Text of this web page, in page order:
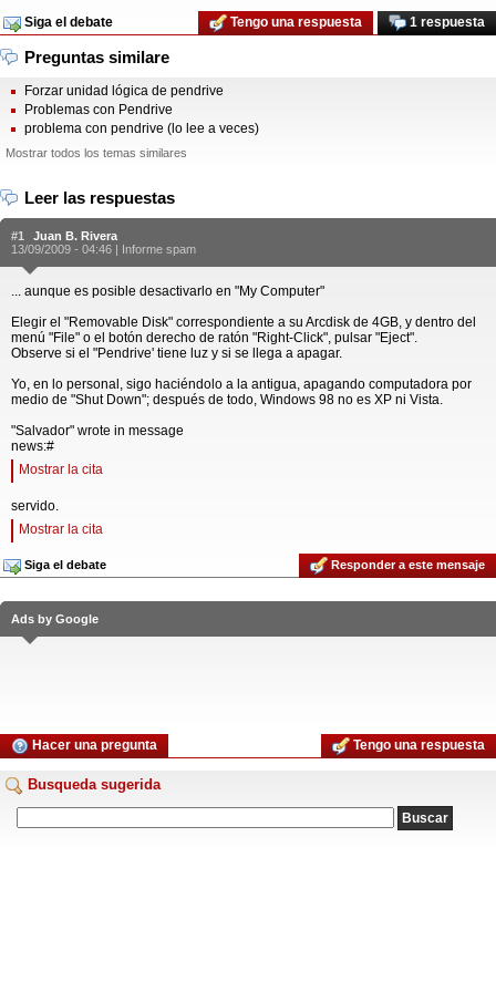
Siga el debate 1 respuesta
Tengo una respuesta
Preguntas similare
Forzar unidad lógica de pendrive
Problemas con Pendrive
problema con pendrive (lo lee a veces)
Mostrar todos los temas similares
Leer las respuestas
#1
Juan B. Rivera
13/09/2009 - 04:46 | Informe spam
... aunque es posible desactivarlo en "My Computer"
Elegir el "Removable Disk" correspondiente a su Arcdisk de 4GB, y dentro del
menú "File" o el botón derecho de ratón "Right-Click", pulsar "Eject".
Observe si el "Pendrive' tiene luz y si se llega a apagar.
Yo, en lo personal, sigo haciéndolo a la antigua, apagando computadora por
medio de "Shut Down"; después de todo, Windows 98 no es XP ni Vista.
"Salvador" wrote in message
news:#
Mostrar la cita
servido.
Mostrar la cita
Siga el debate Responder a este mensaje
Ads by Google
Hacer una pregunta Tengo una respuesta
Busqueda sugerida